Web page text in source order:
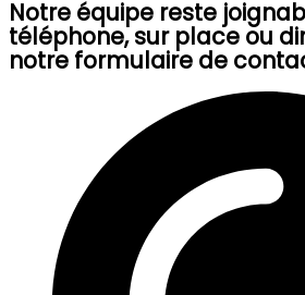
Notre équipe reste
téléphone, sur place ou
notre formulaire de